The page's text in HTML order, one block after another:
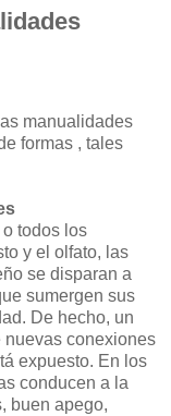
manualidades
formas , tales
todos los
y el olfato, las
se disparan a
sumergen sus
De hecho, un
conexiones
expuesto. En los
conducen a la
buen apego,